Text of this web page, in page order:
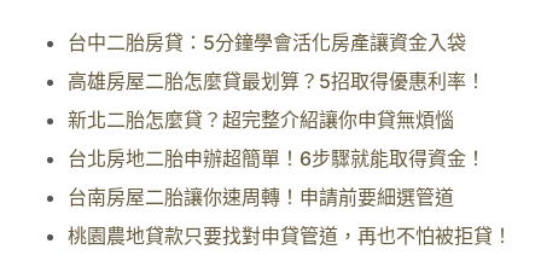
台中二胎房貸：5分鐘學會活化房產讓資金入袋
高雄房屋二胎怎麼貸最划算？5招取得優惠利率！
新北二胎怎麼貸？超完整介紹讓你申貸無煩惱
台北房地二胎申辦超簡單！6步驟就能取得資金！
台南房屋二胎讓你速周轉！申請前要細選管道
桃園農地貸款只要找對申貸管道，再也不怕被拒貸！